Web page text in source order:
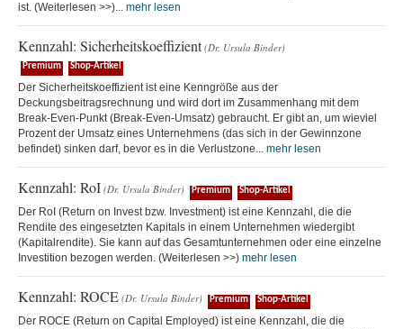
ist. (Weiterlesen >>)... mehr lesen
Kennzahl: Sicherheitskoeffizient (Dr. Ursula Binder)
Premium Shop-Artikel
Der Sicherheitskoeffizient ist eine Kenngröße aus der
Deckungsbeitragsrechnung und wird dort im Zusammenhang mit dem
Break-Even-Punkt (Break-Even-Umsatz) gebraucht. Er gibt an, um wieviel
Prozent der Umsatz eines Unternehmens (das sich in der Gewinnzone
befindet) sinken darf, bevor es in die Verlustzone... mehr lesen
Kennzahl: RoI (Dr. Ursula Binder) Premium Shop-Artikel
Der RoI (Return on Invest bzw. Investment) ist eine Kennzahl, die die
Rendite des eingesetzten Kapitals in einem Unternehmen wiedergibt
(Kapitalrendite). Sie kann auf das Gesamtunternehmen oder eine einzelne
Investition bezogen werden. (Weiterlesen >>) mehr lesen
Kennzahl: ROCE (Dr. Ursula Binder) Premium Shop-Artikel
Der ROCE (Return on Capital Employed) ist eine Kennzahl, die die